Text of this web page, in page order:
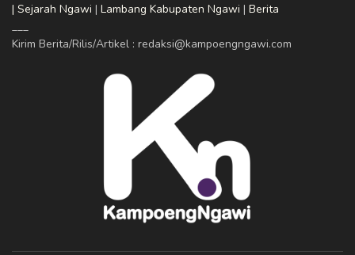
| Sejarah Ngawi | Lambang Kabupaten Ngawi | Berita
Kirim Berita/Rilis/Artikel : redaksi@kampoengngawi.com